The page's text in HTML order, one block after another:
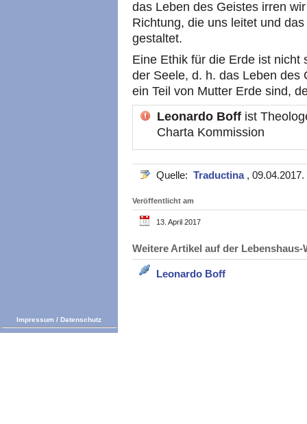
das Leben des Geistes irren
Richtung, die uns leitet und
gestaltet.
Eine Ethik für die Erde ist nicht
der Seele, d. h. das Leben des
ein Teil von Mutter Erde sind,
Leonardo Boff ist
Charta Kommission
Quelle: Traductina , 09.04.2017.
Veröffentlicht am
13. April 2017
Weitere Artikel auf der
Leonardo Boff
Impressum / Datenschutz